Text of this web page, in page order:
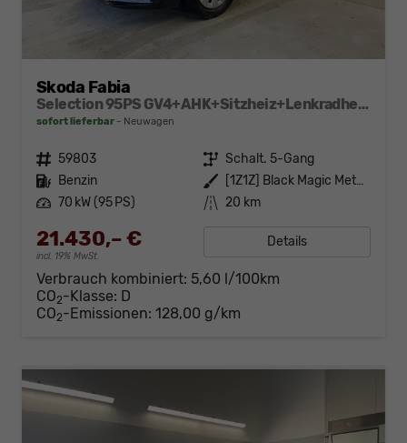
Skoda Fabia
Selection 95PS GV4+AHK+Sitzheiz+Lenkradheiz+Climatronic+Tempomat+PDC
sofort lieferbar Neuwagen
Fahrzeugnr. 59803 Getriebe Schalt. 5-Gang
Kraftstoff Benzin Außenfarbe
[1Z1Z] Black Magic Metallic
Leistung 70 kW (95 PS) Kilometerstand 20 km
21.430,– €
incl. 19% MwSt.
Details
Verbrauch kombiniert: 5,60 l/100km
CO2-Klasse: D
CO2-Emissionen: 128,00 g/km